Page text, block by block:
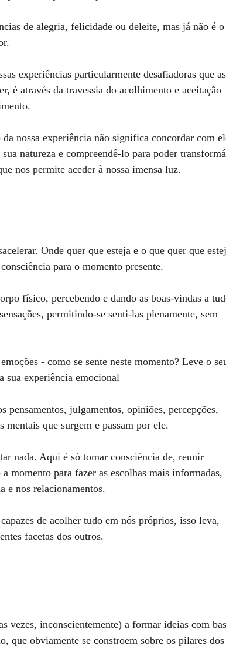
experiências particularmente desafiadoras que as
é através da travessia do acolhimento e aceitação
nossa experiência não significa concordar com
natureza e compreendê-lo para poder
nos permite aceder à nossa imensa luz.
Onde quer que esteja e o que quer que
para o momento presente.
permitindo-se senti-las plenamente, sem
sua experiência emocional
que surgem e passam por ele.
momento para fazer as escolhas mais informadas,
e nos relacionamentos.
facetas dos outros.
que obviamente se constroem sobre os pilares dos